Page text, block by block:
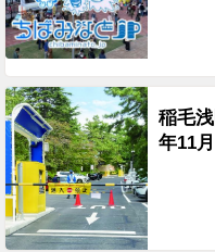
稲毛
年11月